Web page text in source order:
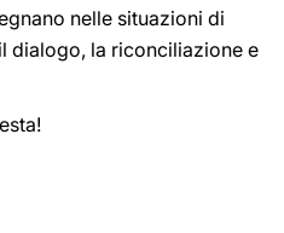
nelle situazioni di
dialogo, la riconciliazione e